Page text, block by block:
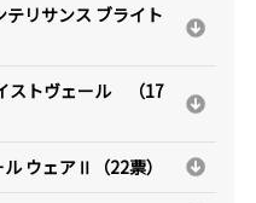
テリサンス ブライト
ストヴェール （17
ル ウェアⅡ（22票）